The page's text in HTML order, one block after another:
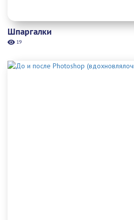
Шпаргалки
19